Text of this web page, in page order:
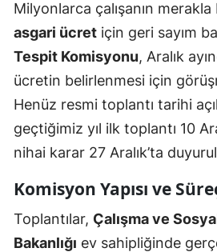
Milyonlarca çalışanın
asgari ücret için geri sayım
Tespit Komisyonu, Aralık
ücretin belirlenmesi için
Henüz resmi toplantı tarihi
geçtiğimiz yıl ilk toplantı 10
nihai karar 27 Aralık’ta
Komisyon Yapısı ve
Toplantılar, Çalışma ve
Bakanlığı ev sahipliğinde